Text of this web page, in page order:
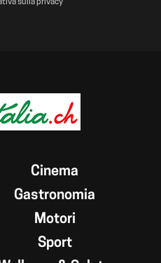
sulla privacy
Cinema
Gastronomia
Motori
Sport